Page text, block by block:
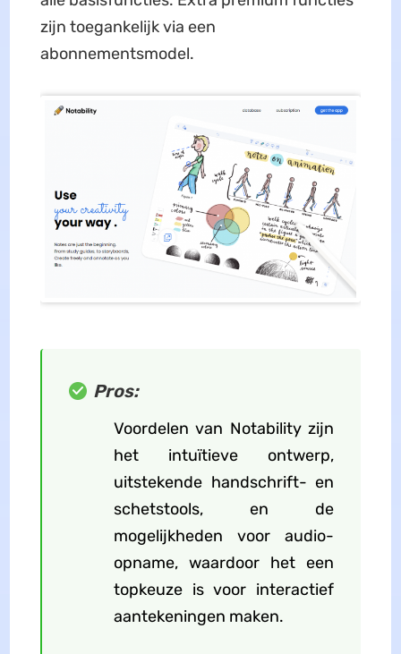
zijn toegankelijk via een
abonnementsmodel.
Pros:
Voordelen van Notability zijn
het intuïtieve ontwerp,
uitstekende handschrift- en
schetstools, en de
mogelijkheden voor audio-
opname, waardoor het een
topkeuze is voor interactief
aantekeningen maken.